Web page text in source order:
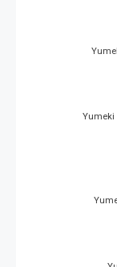
Yumeki